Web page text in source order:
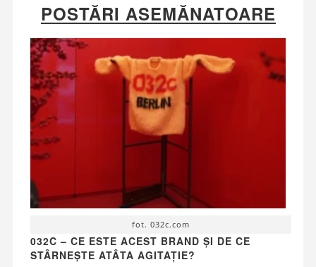
POSTĂRI ASEMĂNATOARE
fot. 032c.com
032C – CE ESTE ACEST BRAND ȘI DE CE
STÂRNEȘTE ATÂTA AGITAȚIE?